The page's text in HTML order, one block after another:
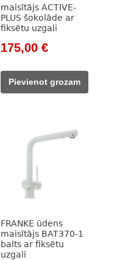
maisītājs ACTIVE-
PLUS šokolāde ar
fiksētu uzgali
Original
was:
233,00 €.
175,00 €Current
175,00 €.
Pievienot grozam
FRANKE ūdens
maisītājs BAT370-1
balts ar fiksētu
uzgali